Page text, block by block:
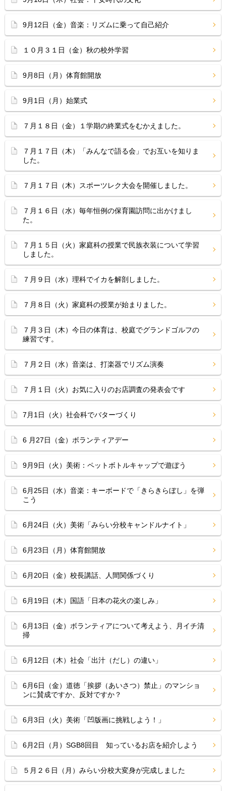
9月12日（金）音楽：リズムに乗って自己紹介
１０月３１日（金）秋の校外学習
9月8日（月）体育館開放
9月1日（月）始業式
７月１８日（金）１学期の終業式をむかえました。
７月１７日（木）「みんなで語る会」でお互いを知りま
した。
７月１７日（木）スポーツレク大会を開催しました。
７月１６日（水）毎年恒例の保育園訪問に出かけまし
た。
７月１５日（火）家庭科の授業で民族衣装について学習
しました。
７月９日（水）理科でイカを解剖しました。
７月８日（火）家庭科の授業が始まりました。
７月３日（木）今日の体育は、校庭でグランドゴルフの
練習です。
７月２日（水）音楽は、打楽器でリズム演奏
７月１日（火）お気に入りのお店調査の発表会です
7月1日（火）社会科でバターづくり
6 月27日（金）ボランティアデー
9月9日（火）美術：ペットボトルキャップで遊ぼう
6月25日（水）音楽：キーボードで「きらきらぼし」を弾
こう
6月24日（火）美術「みらい分校キャンドルナイト」
6月23日（月）体育館開放
6月20日（金）校長講話、人間関係づくり
6月19日（木）国語「日本の花火の楽しみ」
6月13日（金）ボランティアについて考えよう、月イチ清
掃
6月12日（木）社会「出汁（だし）の違い」
6月6日（金）道徳「挨拶（あいさつ）禁止」のマンショ
ンに賛成ですか、反対ですか？
6月3日（火）美術「凹版画に挑戦しよう！」
6月2日（月）SGB8回目 知っているお店を紹介しよう
５月２６日（月）みらい分校大変身が完成しました